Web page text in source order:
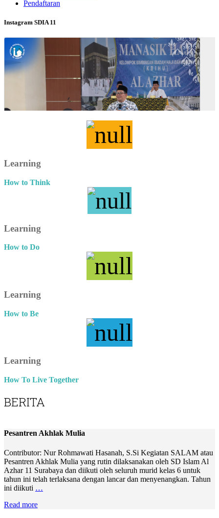
Pendaftaran
Instagram SDIA 11
Learning
How to Think
Learning
How to Do
Learning
How to Be
Learning
How To Live Together
BERITA
Pesantren Akhlak Mulia
Contributor: Nur Rohmawati Hasanah, S.Si Kegiatan SALAM atau
Pesantren Akhlak Mulia yang rutin dilaksanakan oleh SD Islam Al
Azhar 11 Surabaya dan diikuti oleh seluruh murid kelas 6 untuk
tahun ini telah terlaksana dengan lancar dan menyenangkan. Tahun
ini diikuti …
Read more